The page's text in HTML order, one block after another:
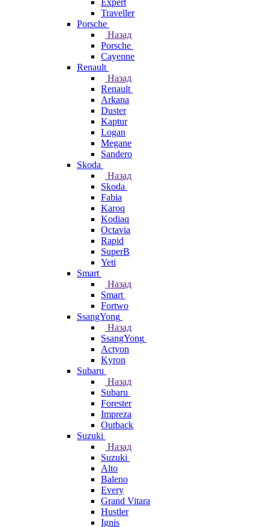
Expert
Traveller
Porsche
Назад
Porsche
Cayenne
Renault
Назад
Renault
Arkana
Duster
Kaptur
Logan
Megane
Sandero
Skoda
Назад
Skoda
Fabia
Karoq
Kodiaq
Octavia
Rapid
SuperB
Yeti
Smart
Назад
Smart
Fortwo
SsangYong
Назад
SsangYong
Actyon
Kyron
Subaru
Назад
Subaru
Forester
Impreza
Outback
Suzuki
Назад
Suzuki
Alto
Baleno
Every
Grand Vitara
Hustler
Ignis